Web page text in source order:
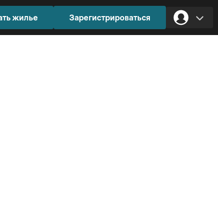
жилье Зарегистрироваться